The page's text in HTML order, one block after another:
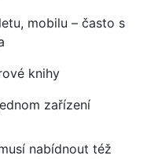
mobilu – často s
knihy
zařízení
nabídnout též